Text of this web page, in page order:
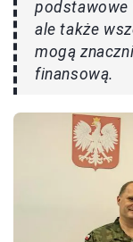
podstawowe
ale także
mogą
finansową.